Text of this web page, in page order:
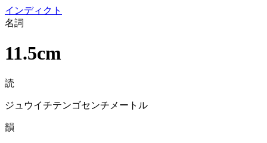
インディクト
名詞
11.5cm
読
ジュウイチテンゴセンチメートル
韻